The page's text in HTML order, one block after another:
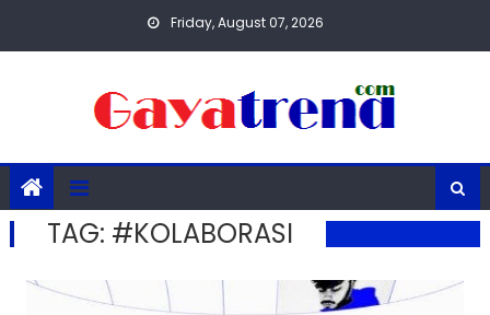
Friday, August 07, 2026
TAG: #KOLABORASI